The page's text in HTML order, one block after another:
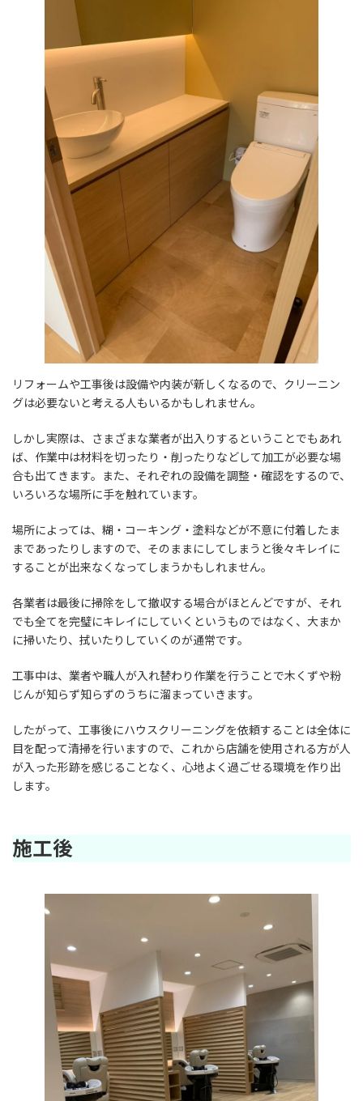
リフォームや工事後は設備や内装が新しくなるので、クリーニン
グは必要ないと考える人もいるかもしれません。
しかし実際は、さまざまな業者が出入りするということでもあれ
ば、作業中は材料を切ったり・削ったりなどして加工が必要な場
合も出てきます。また、それぞれの設備を調整・確認をするので、
いろいろな場所に手を触れています。
場所によっては、糊・コーキング・塗料などが不意に付着したま
まであったりしますので、そのままにしてしまうと後々キレイに
することが出来なくなってしまうかもしれません。
各業者は最後に掃除をして撤収する場合がほとんどですが、それ
でも全てを完璧にキレイにしていくというものではなく、大まか
に掃いたり、拭いたりしていくのが通常です。
工事中は、業者や職人が入れ替わり作業を行うことで木くずや粉
じんが知らず知らずのうちに溜まっていきます。
したがって、工事後にハウスクリーニングを依頼することは全体に
目を配って清掃を行いますので、これから店舗を使用される方が人
が入った形跡を感じることなく、心地よく過ごせる環境を作り出
します。
施工後